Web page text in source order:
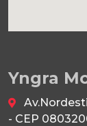
Yngra
- CEP